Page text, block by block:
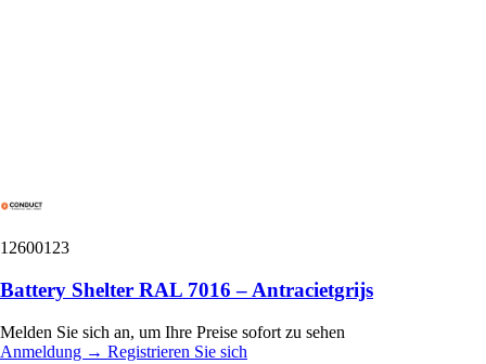
12600123
Battery Shelter RAL 7016 – Antracietgrijs
Melden Sie sich an, um Ihre Preise sofort zu sehen
Anmeldung → Registrieren Sie sich